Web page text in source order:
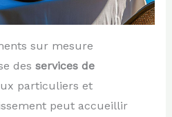
sur mesure
des services de
particuliers et
peut accueillir